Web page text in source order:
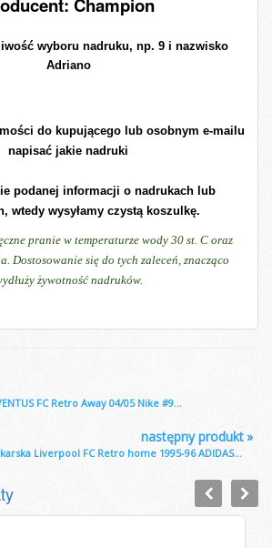
Champion
wyboru nadruku, np. 9 i nazwisko
Adriano
do kupującego lub osobnym e-mailu
napisać jakie nadruki
podanej informacji o nadrukach lub
wtedy wysyłamy czystą koszulkę.
pranie w temperaturze wody 30 st. C oraz
Dostosowanie się do tych zaleceń, znacząco
żywotność nadruków.
FC Retro Away 04/05 Nike #9...
»
następny produkt
Liverpool FC Retro home 1995-96 ADIDAS...